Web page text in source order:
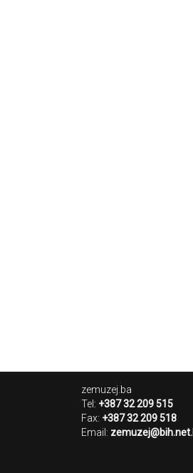
zemuzej.ba
Tel: +387 32 209 515
Fax: +387 32 209 518
Email: